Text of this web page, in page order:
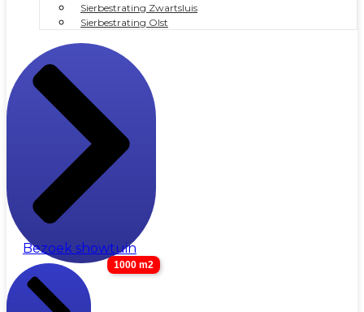
Sierbestrating Zwartsluis
Sierbestrating Olst
Bezoek showtuin
1000 m2